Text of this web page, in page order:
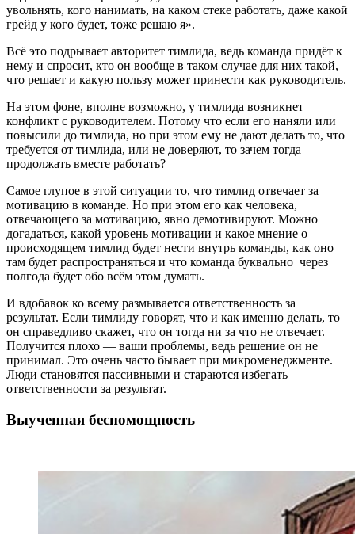
увольнять, кого нанимать, на каком стеке работать, даже какой
грейд у кого будет, тоже решаю я».
Всё это подрывает авторитет тимлида, ведь команда придёт к
нему и спросит, кто он вообще в таком случае для них такой,
что решает и какую пользу может принести как руководитель.
На этом фоне, вполне возможно, у тимлида возникнет
конфликт с руководителем. Потому что если его наняли или
повысили до тимлида, но при этом ему не дают делать то, что
требуется от тимлида, или не доверяют, то зачем тогда
продолжать вместе работать?
Самое глупое в этой ситуации то, что тимлид отвечает за
мотивацию в команде. Но при этом его как человека,
отвечающего за мотивацию, явно демотивируют. Можно
догадаться, какой уровень мотивации и какое мнение о
происходящем тимлид будет нести внутрь команды, как оно
там будет распространяться и что команда буквально через
полгода будет обо всём этом думать.
И вдобавок ко всему размывается ответственность за
результат. Если тимлиду говорят, что и как именно делать, то
он справедливо скажет, что он тогда ни за что не отвечает.
Получится плохо — ваши проблемы, ведь решение он не
принимал. Это очень часто бывает при микроменеджменте.
Люди становятся пассивными и стараются избегать
ответственности за результат.
Выученная беспомощность